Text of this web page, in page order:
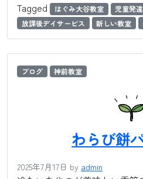
Tagged
はぐみ大谷教室 児童発
放課後デイサービス
新しい教室
ブログ 神前教室
わらび餅
2025年7月17日 by admin